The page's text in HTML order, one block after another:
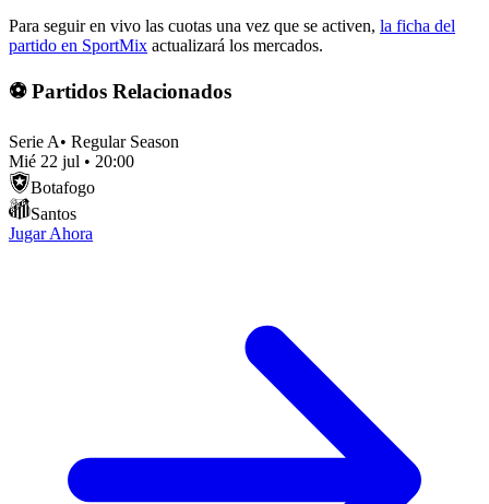
Para seguir en vivo las cuotas una vez que se activen, la ficha del
partido en SportMix actualizará los mercados.
⚽ Partidos Relacionados
Serie A• Regular Season
Mié 22 jul • 20:00
Botafogo
Santos
Jugar Ahora